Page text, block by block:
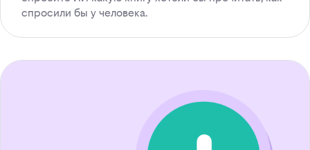
спросили бы у человека.